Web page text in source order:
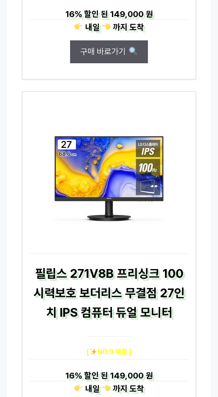
16%할인 된149,000 원
내일
까지도착
구매 바로가기
필립스 271V8B 프리싱크 100
시력보호 보더리스 무결점 27인
치 IPS 컴퓨터 듀얼 모니터
[ NO.9 제품 ]
16%할인 된149,000 원
내일
까지도착